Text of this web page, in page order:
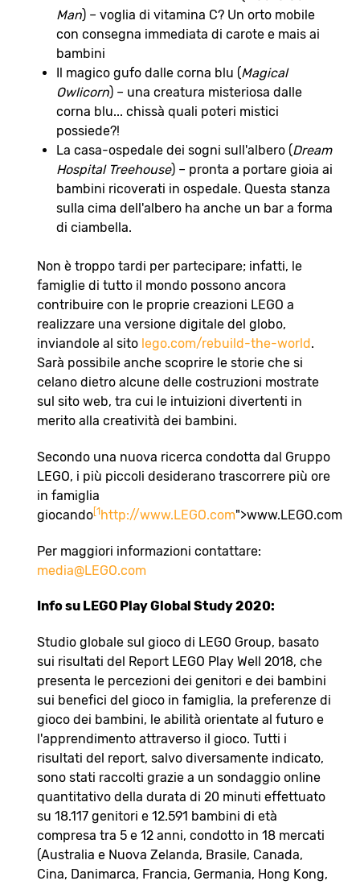
Man) – voglia di vitamina C? Un orto mobile
con consegna immediata di carote e mais ai
bambini
Il magico gufo dalle corna blu (Magical
Owlicorn) – una creatura misteriosa dalle
corna blu... chissà quali poteri mistici
possiede?!
La casa-ospedale dei sogni sull'albero (Dream
Hospital Treehouse) – pronta a portare gioia ai
bambini ricoverati in ospedale. Questa stanza
sulla cima dell'albero ha anche un bar a forma
di ciambella.
Non è troppo tardi per partecipare; infatti, le
famiglie di tutto il mondo possono ancora
contribuire con le proprie creazioni LEGO a
realizzare una versione digitale del globo,
inviandole al sito lego.com/rebuild-the-world.
Sarà possibile anche scoprire le storie che si
celano dietro alcune delle costruzioni mostrate
sul sito web, tra cui le intuizioni divertenti in
merito alla creatività dei bambini.
Secondo una nuova ricerca condotta dal Gruppo
LEGO, i più piccoli desiderano trascorrere più ore
in famiglia
giocando[1http://www.LEGO.com">www.LEGO.com
Per maggiori informazioni contattare:
media@LEGO.com
Info su LEGO Play Global Study 2020:
Studio globale sul gioco di LEGO Group, basato
sui risultati del Report LEGO Play Well 2018, che
presenta le percezioni dei genitori e dei bambini
sui benefici del gioco in famiglia, la preferenze di
gioco dei bambini, le abilità orientate al futuro e
l'apprendimento attraverso il gioco. Tutti i
risultati del report, salvo diversamente indicato,
sono stati raccolti grazie a un sondaggio online
quantitativo della durata di 20 minuti effettuato
su 18.117 genitori e 12.591 bambini di età
compresa tra 5 e 12 anni, condotto in 18 mercati
(Australia e Nuova Zelanda, Brasile, Canada,
Cina, Danimarca, Francia, Germania, Hong Kong,